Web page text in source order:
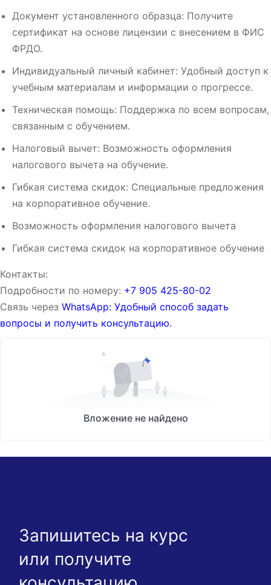
Документ установленного образца: Получите
сертификат на основе лицензии с внесением в ФИС
ФРДО.
Индивидуальный личный кабинет: Удобный доступ к
учебным материалам и информации о прогрессе.
Техническая помощь: Поддержка по всем вопросам,
связанным с обучением.
Налоговый вычет: Возможность оформления
налогового вычета на обучение.
Гибкая система скидок: Специальные предложения
на корпоративное обучение.
Возможность оформления налогового вычета
Гибкая система скидок на корпоративное обучение
Контакты:
Подробности по номеру: ‪‪+7 905 425-80-02‬‬
Связь через WhatsApp: Удобный способ задать
вопросы и получить консультацию.
Вложение не найдено
Запишитесь на курс
или получите